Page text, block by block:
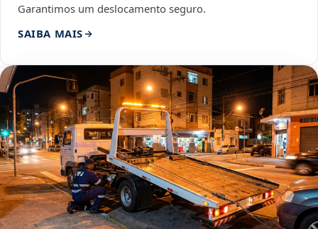
Garantimos um deslocamento seguro.
SAIBA MAIS